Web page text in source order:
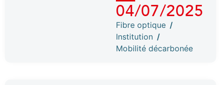
04/07/2025
Fibre optique /
Institution /
Mobilité décarbonée